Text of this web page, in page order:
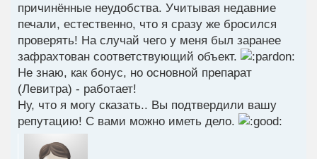
причинённые неудобства. Учитывая недавние
печали, естественно, что я сразу же бросился
проверять! На случай чего у меня был заранее
зафрахтован соответствующий объект.
Не знаю, как бонус, но основной препарат
(Левитра) - работает!
Ну, что я могу сказать.. Вы подтвердили вашу
репутацию! С вами можно иметь дело.